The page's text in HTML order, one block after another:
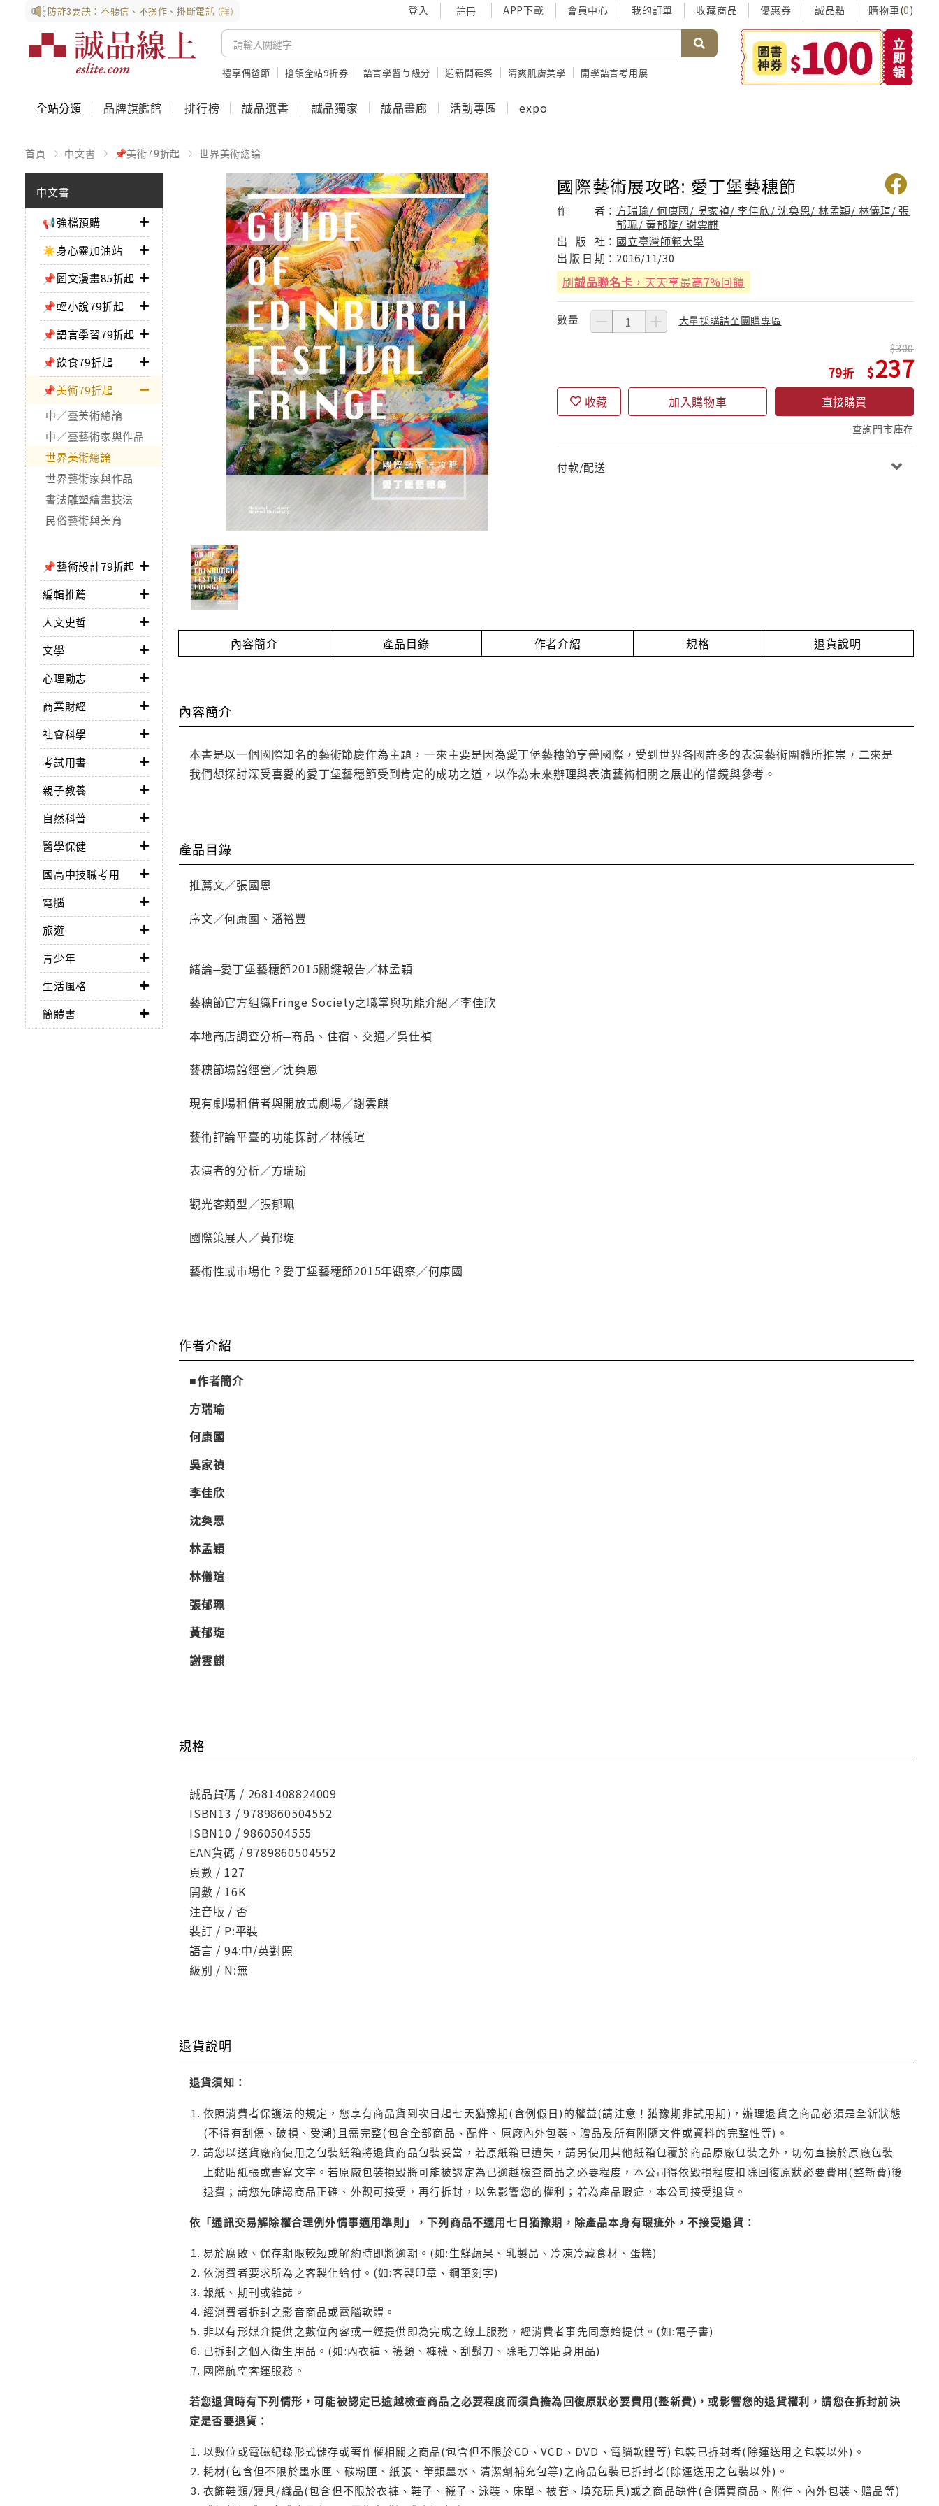
防詐3要訣：不聽信、不操作、掛斷電話 (詳) 登入 註冊 APP下載 會員中心 我的訂單 收藏商品 優惠券 誠品點 購物車(0)
禮享偶爸節 搶領全站9折券 語言學習ㄅ級分 迎新開鞋祭 清爽肌膚美學 開學語言考用展
全站分類 品牌旗艦館 排行榜 誠品選書 誠品獨家 誠品畫廊 活動專區 expo
首頁 中文書 📌美術79折起 世界美術總論
中文書
📢強檔預購
☀️身心靈加油站
📌圖文漫畫85折起
📌輕小說79折起
📌語言學習79折起
📌飲食79折起
📌美術79折起
中／臺美術總論
中／臺藝術家與作品
世界美術總論
世界藝術家與作品
書法雕塑繪畫技法
民俗藝術與美育
📌藝術設計79折起
編輯推薦
人文史哲
文學
心理勵志
商業財經
社會科學
考試用書
親子教養
自然科普
醫學保健
國高中技職考用
電腦
旅遊
青少年
生活風格
簡體書
國際藝術展攻略: 愛丁堡藝穗節
作 者： 方瑞瑜/ 何康國/ 吳家禎/ 李佳欣/ 沈奐恩/ 林孟穎/ 林儀瑄/ 張
郁珮/ 黃郁琁/ 謝雲麒
出
版 社： 國立臺灣師範大學
出 版 日 期： 2016/11/30
刷誠品聯名卡 ，天天享最高7%回饋
數量 大量採購請至團購專區
79
300
237
收藏 加入購物車 直接購買
查詢門市庫存
付款/配送
內容簡介 產品目錄 作者介紹 規格 退貨說明
內容簡介
本書是以一個國際知名的藝術節慶作為主題，一來主要是因為愛丁堡藝穗節享譽國際，受到世界各國許多的表演藝術團體所推崇，二來是
我們想探討深受喜愛的愛丁堡藝穗節受到肯定的成功之道，以作為未來辦理與表演藝術相關之展出的借鏡與參考。
產品目錄
推薦文／張國恩
序文／何康國、潘裕豐
緒論─愛丁堡藝穗節2015關鍵報告／林孟穎
藝穗節官方組織Fringe Society之職掌與功能介紹／李佳欣
本地商店調查分析─商品、住宿、交通／吳佳禎
藝穗節場館經營／沈奐恩
現有劇場租借者與開放式劇場／謝雲麒
藝術評論平臺的功能探討／林儀瑄
表演者的分析／方瑞瑜
觀光客類型／張郁珮
國際策展人／黃郁琁
藝術性或市場化？愛丁堡藝穗節2015年觀察／何康國
作者介紹
■作者簡介
方瑞瑜
何康國
吳家禎
李佳欣
沈奐恩
林孟穎
林儀瑄
張郁珮
黃郁琁
謝雲麒
規格
誠品貨碼 / 2681408824009
ISBN13 / 9789860504552
ISBN10 / 9860504555
EAN貨碼 / 9789860504552
頁數 / 127
開數 / 16K
注音版 / 否
裝訂 / P:平裝
語言 / 94:中/英對照
級別 / N:無
退貨說明
退貨須知：
依照消費者保護法的規定，您享有商品貨到次日起七天猶豫期(含例假日)的權益(請注意！猶豫期非試用期)，辦理退貨之商品必須是全新狀態
(不得有刮傷、破損、受潮)且需完整(包含全部商品、配件、原廠內外包裝、贈品及所有附隨文件或資料的完整性等)。
請您以送貨廠商使用之包裝紙箱將退貨商品包裝妥當，若原紙箱已遺失，請另使用其他紙箱包覆於商品原廠包裝之外，切勿直接於原廠包裝
上黏貼紙張或書寫文字。若原廠包裝損毀將可能被認定為已逾越檢查商品之必要程度，本公司得依毀損程度扣除回復原狀必要費用(整新費)後
退費；請您先確認商品正確、外觀可接受，再行拆封，以免影響您的權利；若為產品瑕疵，本公司接受退貨。
依「通訊交易解除權合理例外情事適用準則」，下列商品不適用七日猶豫期，除產品本身有瑕疵外，不接受退貨：
易於腐敗、保存期限較短或解約時即將逾期。(如:生鮮蔬果、乳製品、冷凍冷藏食材、蛋糕)
依消費者要求所為之客製化給付。(如:客製印章、鋼筆刻字)
報紙、期刊或雜誌。
經消費者拆封之影音商品或電腦軟體。
非以有形媒介提供之數位內容或一經提供即為完成之線上服務，經消費者事先同意始提供。(如:電子書)
已拆封之個人衛生用品。(如:內衣褲、襪類、褲襪、刮鬍刀、除毛刀等貼身用品)
國際航空客運服務。
若您退貨時有下列情形，可能被認定已逾越檢查商品之必要程度而須負擔為回復原狀必要費用(整新費)，或影響您的退貨權利，請您在拆封前決
定是否要退貨：
以數位或電磁紀錄形式儲存或著作權相關之商品(包含但不限於CD、VCD、DVD、電腦軟體等) 包裝已拆封者(除運送用之包裝以外)。
耗材(包含但不限於墨水匣、碳粉匣、紙張、筆類墨水、清潔劑補充包等)之商品包裝已拆封者(除運送用之包裝以外)。
衣飾鞋類/寢具/織品(包含但不限於衣褲、鞋子、襪子、泳裝、床單、被套、填充玩具)或之商品缺件(含購買商品、附件、內外包裝、贈品等)